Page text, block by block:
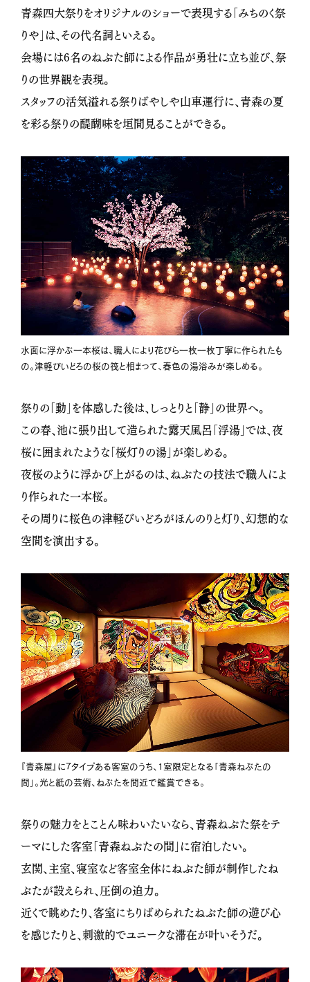
青森四大祭りをオリジナルのショーで表現する「みちのく祭
りや」は、その代名詞といえる。
会場には6名のねぶた師による作品が勇壮に立ち並び、祭
りの世界観を表現。
スタッフの活気溢れる祭りばやしや山車運行に、青森の夏
を彩る祭りの醍醐味を垣間見ることができる。
水面に浮かぶ一本桜は、職人により花びら一枚一枚丁寧に作られたも
の。津軽びいどろの桜の筏と相まって、春色の湯浴みが楽しめる。
祭りの「動」を体感した後は、しっとりと「静」の世界へ。
この春、池に張り出して造られた露天風呂「浮湯」では、夜
桜に囲まれたような「桜灯りの湯」が楽しめる。
夜桜のように浮かび上がるのは、ねぶたの技法で職人によ
り作られた一本桜。
その周りに桜色の津軽びいどろがほんのりと灯り、幻想的な
空間を演出する。
『青森屋』に7タイプある客室のうち、1室限定となる「青森ねぶたの
間」。光と紙の芸術、ねぶたを間近で鑑賞できる。
祭りの魅力をとことん味わいたいなら、青森ねぶた祭をテ
ーマにした客室「青森ねぶたの間」に宿泊したい。
玄関、主室、寝室など客室全体にねぶた師が制作したね
ぶたが設えられ、圧倒の迫力。
近くで眺めたり、客室にちりばめられたねぶた師の遊び心
を感じたりと、刺激的でユニークな滞在が叶いそうだ。